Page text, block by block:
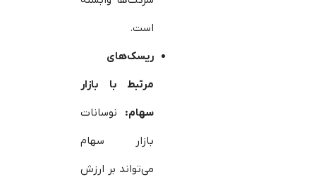
است.
ریسک‌های
مرتبط با بازار
سهام: نوسانات
بازار سهام
می‌تواند بر ارزش